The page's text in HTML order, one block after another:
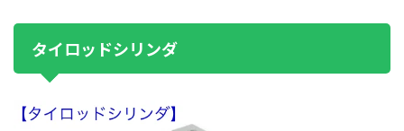
タイロッドシリンダ